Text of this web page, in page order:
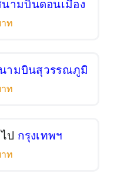
ามบินดอนเมือง
ท
ามบินสุวรรณภูมิ
ท
ป กรุงเทพฯ
ท